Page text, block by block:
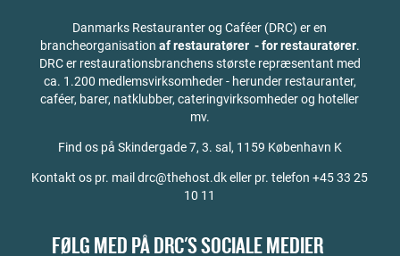
Danmarks Restauranter og Caféer (DRC) er en
brancheorganisation af restauratører - for restauratører.
DRC er restaurationsbranchens største repræsentant med
ca. 1.200 medlemsvirksomheder - herunder restauranter,
caféer, barer, natklubber, cateringvirksomheder og hoteller
mv.
Find os på Skindergade 7, 3. sal, 1159 København K
Kontakt os pr. mail drc@thehost.dk eller pr. telefon +45 33 25
10 11
FØLG MED PÅ DRC'S SOCIALE MEDIER